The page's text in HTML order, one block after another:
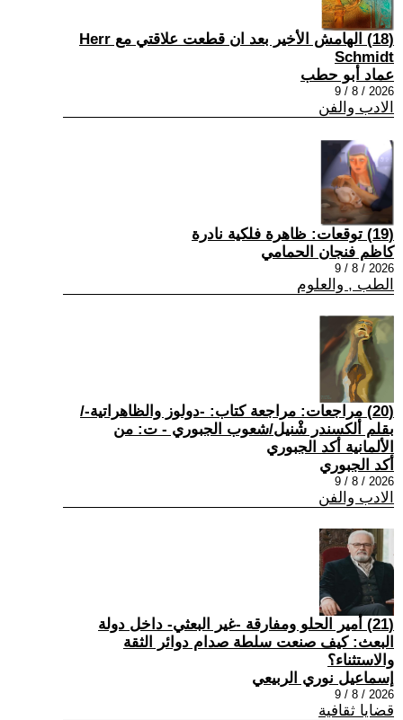
(18) الهامش الأخير بعد ان قطعت علاقتي مع Herr
Schmidt
عماد أبو حطب
2026 / 8 / 9
الادب والفن
(19) توقعات: ظاهرة فلكية نادرة
كاظم فنجان الحمامي
2026 / 8 / 9
الطب , والعلوم
(20) مراجعات: مراجعة كتاب: -دولوز والظاهراتية-/
بقلم ألكسندر شْنيل/شعوب الجبوري - ت: من
الألمانية أكد الجبوري
أكد الجبوري
2026 / 8 / 9
الادب والفن
(21) أمير الحلو ومفارقة -غير البعثي- داخل دولة
البعث: كيف صنعت سلطة صدام دوائر الثقة
والاستثناء؟
إسماعيل نوري الربيعي
2026 / 8 / 9
قضايا ثقافية